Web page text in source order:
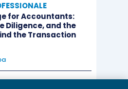
for Accountants:
Diligence, and the
the Transaction